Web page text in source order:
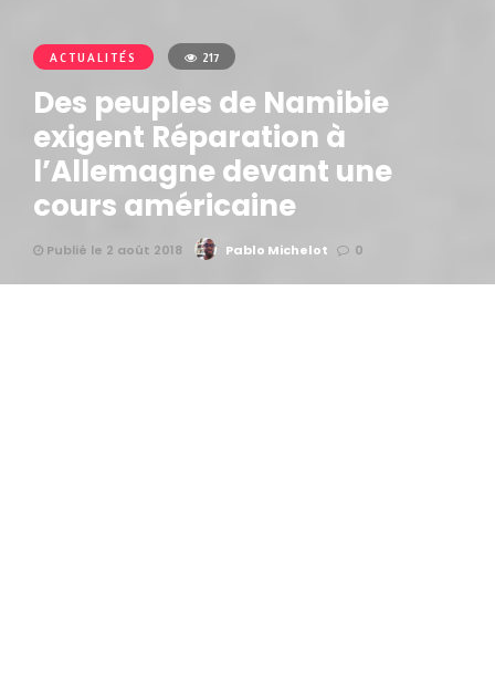
ACTUALITÉS 217
Des peuples de Namibie
exigent Réparation à
l’Allemagne devant une
cours américaine
Publié le 2 août 2018 Pablo Michelot 0